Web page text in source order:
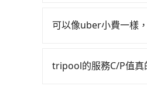
驗當地文化和風土人
可以像uber小費一樣
tripool的服務C/P值真